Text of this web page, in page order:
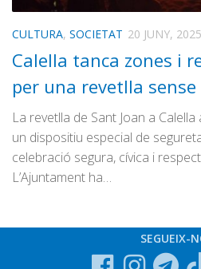
CULTURA, SOCIETAT 20 JUNY, 2025
Calella tanca zones i
per una revetlla
La revetlla de Sant Joan a
un dispositiu especial de
celebració segura, cívica i
L’Ajuntament ha…
SEGUEIX-